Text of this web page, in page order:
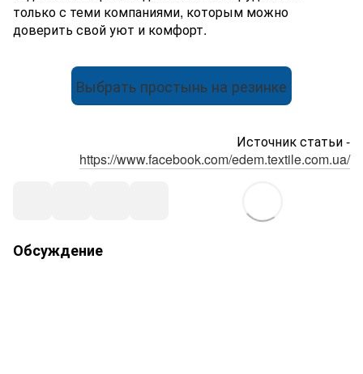
только с теми компаниями, которым можно
доверить свой уют и комфорт.
Выбрать простынь на резинке
Источник статьи -
https://www.facebook.com/edem.textile.com.ua/
Обсуждение